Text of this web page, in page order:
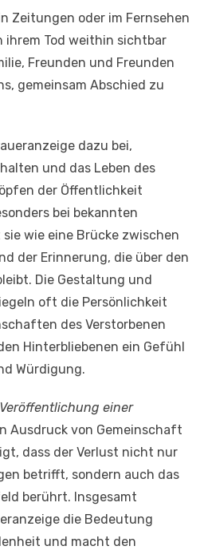
Zeitungen oder im Fernsehen
ihrem Tod weithin sichtbar
Freunden und Freunden
gemeinsam Abschied zu
dazu bei,
und das Leben des
der Öffentlichkeit
bei bekannten
wie eine Brücke zwischen
der Erinnerung, die über den
Die Gestaltung und
oft die Persönlichkeit
des Verstorbenen
Hinterbliebenen ein Gefühl
Würdigung.
Veröffentlichung einer
Ausdruck von Gemeinschaft
dass der Verlust nicht nur
betrifft, sondern auch das
berührt. Insgesamt
die Bedeutung
und macht den